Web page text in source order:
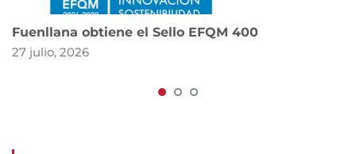
Fuenllana obtiene el Sello EFQM 400
27 julio, 2026